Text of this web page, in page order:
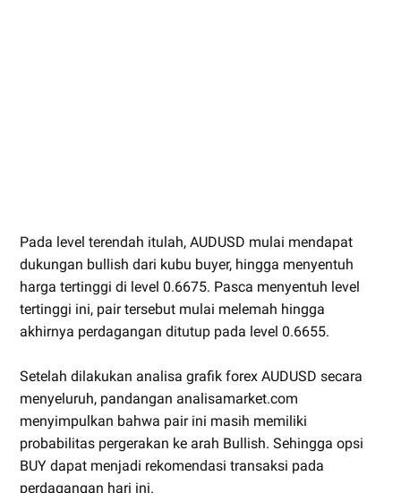
Pada level terendah itulah, AUDUSD mulai mendapat
dukungan bullish dari kubu buyer, hingga menyentuh
harga tertinggi di level 0.6675. Pasca menyentuh level
tertinggi ini, pair tersebut mulai melemah hingga
akhirnya perdagangan ditutup pada level 0.6655.
Setelah dilakukan analisa grafik forex AUDUSD secara
menyeluruh, pandangan analisamarket.com
menyimpulkan bahwa pair ini masih memiliki
probabilitas pergerakan ke arah Bullish. Sehingga opsi
BUY dapat menjadi rekomendasi transaksi pada
perdagangan hari ini.